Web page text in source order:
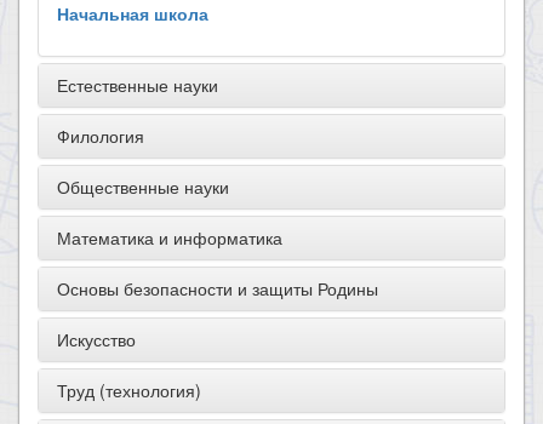
Начальная школа
Естественные науки
Филология
Общественные науки
Математика и информатика
Основы безопасности и защиты Родины
Искусство
Труд (технология)